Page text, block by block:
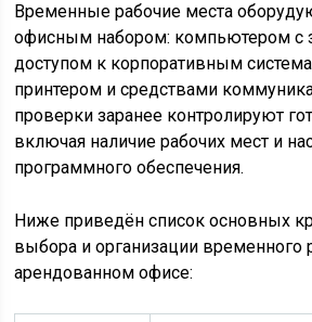
Временные рабочие места
офисным набором: компьютером
доступом к корпоративным
принтером и средствами
проверки заранее контролируют
включая наличие рабочих мест и
программного обеспечения.
Ниже приведён список основных
выбора и организации временного
арендованном офисе: